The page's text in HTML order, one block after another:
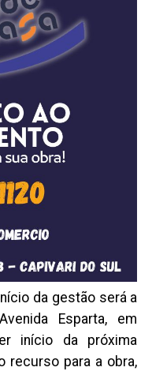
da gestão será a
Esparta, em
início da próxima
recurso para a obra,